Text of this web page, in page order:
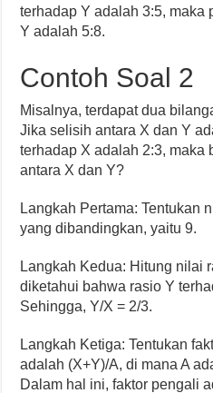
terhadap Y adalah 3:5, maka
Y adalah 5:8.
Contoh Soal 2
Misalnya, terdapat dua
Jika selisih antara X dan Y
terhadap X adalah 2:3, maka
antara X dan Y?
Langkah Pertama: Tentukan
yang dibandingkan, yaitu 9.
Langkah Kedua: Hitung nilai
diketahui bahwa rasio Y
Sehingga, Y/X = 2/3.
Langkah Ketiga: Tentukan
adalah (X+Y)/A, di mana A
Dalam hal ini, faktor pengali